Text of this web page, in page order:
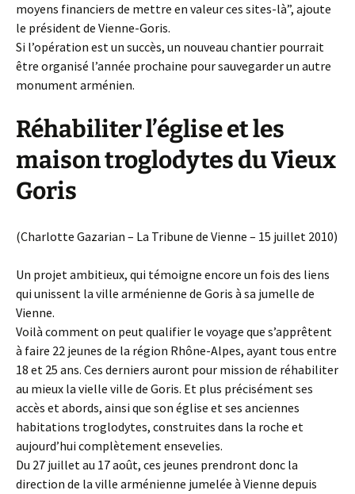
moyens financiers de mettre en valeur ces sites-là”, ajoute
le président de Vienne-Goris.
Si l’opération est un succès, un nouveau chantier pourrait
être organisé l’année prochaine pour sauvegarder un autre
monument arménien.
Réhabiliter l’église et les
maison troglodytes du Vieux
Goris
(Charlotte Gazarian – La Tribune de Vienne – 15 juillet 2010)
Un projet ambitieux, qui témoigne encore un fois des liens
qui unissent la ville arménienne de Goris à sa jumelle de
Vienne.
Voilà comment on peut qualifier le voyage que s’apprêtent
à faire 22 jeunes de la région Rhône-Alpes, ayant tous entre
18 et 25 ans. Ces derniers auront pour mission de réhabiliter
au mieux la vielle ville de Goris. Et plus précisément ses
accès et abords, ainsi que son église et ses anciennes
habitations troglodytes, construites dans la roche et
aujourd’hui complètement ensevelies.
Du 27 juillet au 17 août, ces jeunes prendront donc la
direction de la ville arménienne jumelée à Vienne depuis